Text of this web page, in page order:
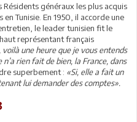
Résidents généraux les plus acquis
Tunisie. En 1950, il accorde une
le leader tunisien fit le
représentant français
une heure que je vous entends
rien fait de bien, la France, dans
superbement : «Si, elle a fait un
lui demander des comptes».